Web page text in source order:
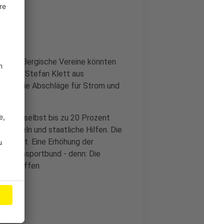
Bergische Vereine könnten
Stefan Klett aus
die Abschläge für Strom und
selbst bis zu 20 Prozent
und staatliche Hilfen. Die
nicht. Eine Erhöhung der
- denn: Die
getroffen.